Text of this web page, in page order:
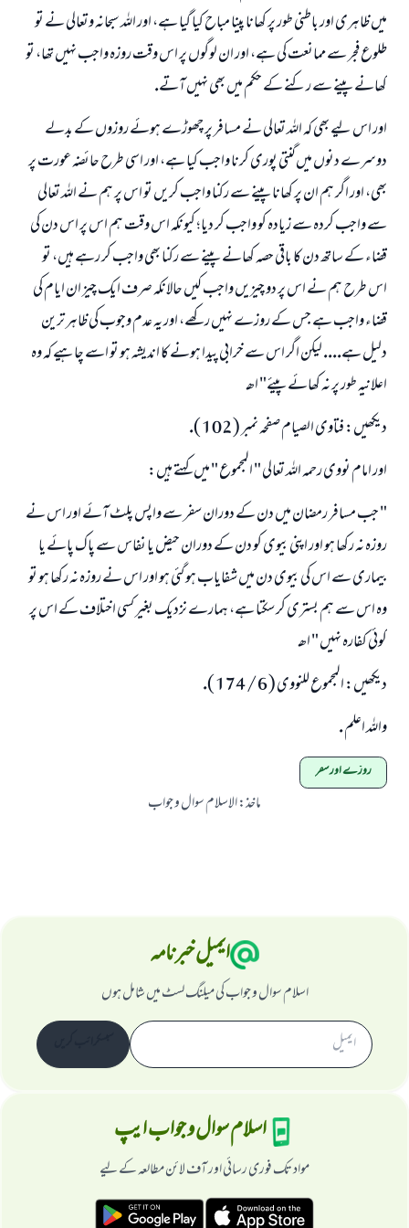
ميں ظاہرى اور باطنى طور پر كھانا پينا مباح كيا گيا ہے، اور اللہ سبحانہ وتعالى نے تو
طلوع فجر سے ممانعت كى ہے، اور ان لوگوں پر اس وقت روزہ واجب نہيں تھا، تو
كھانے پينے سے ركنے كے حكم ميں بھى نہيں آتے.
اور اس ليے بھى كہ اللہ تعالى نے مسافر پر چھوڑے ہوئے روزوں كے بدلے
دوسرے دنوں ميں گنتى پورى كرنا واجب كيا ہے، اور اسى طرح حائضہ عورت پر
بھى، اور اگر ہم ان پر كھانا پينے سے ركنا واجب كريں تو اس پر ہم نے اللہ تعالى
سے واجب كردہ سے زيادہ كو واجب كر ديا؛ كيونكہ اس وقت ہم اس پر اس دن كى
قضاء كے ساتھ دن كا باقى حصہ كھانے پينے سے ركنا بھى واجب كر رہے ہيں، تو
اس طرح ہم نے اس پر دو چيزيں واجب كيں حالانكہ صرف ايك چيز ان ايام كى
قضاء واجب ہے جس كے روزے نہيں ركھے، اور يہ عدم وجوب كى ظاہر ترين
دليل ہے.... ليكن اگر اس سے خرابى پيدا ہونے كا انديشہ ہو تو اسے چاہيے كہ وہ
اعلانيہ طور پر نہ كھائے پيئے" اھـ
ديكھيں: فتاوى الصيام صفحہ نمبر ( 102 ).
اور امام نووى رحمہ اللہ تعالى " المجموع " ميں كہتے ہيں:
" جب مسافر رمضان ميں دن كے دوران سفر سے واپس پلٹ آئے اور اس نے
روزہ نہ ركھا ہو اور اپنى بيوى كو دن كے دوران حيض يا نفاس سے پاك پائے يا
بيمارى سے اس كى بيوى دن ميں شفاياب ہو گئى ہو اور اس نے روزہ نہ ركھا ہو تو
وہ اس سے ہم بسترى كر سكتا ہے، ہمارے نزديك بغير كسى اختلاف كے اس پر
كوئى كفارہ نہيں " اھـ
ديكھيں: المجموع للنووى ( 6 / 174 ).
واللہ اعلم .
روزے اور سفر
ماخذ:الاسلام سوال و جواب
ایمیل خبرنامہ
اسلام سوال و جواب کی میلنگ لسٹ میں شامل ہوں
اسلام سوال و جواب ایپ
مواد تک فوری رسائی اور آف لائن مطالعہ کے لیے